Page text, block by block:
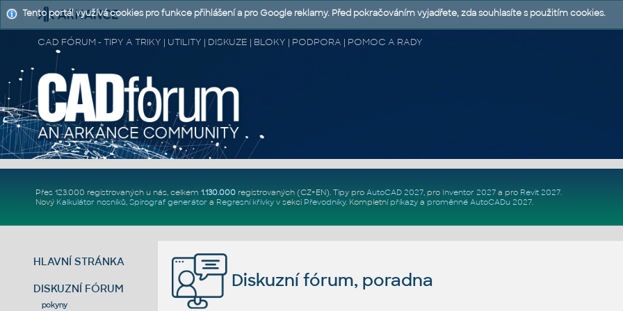
CAD FÓRUM - TIPY A TRIKY | UTILITY | DISKUZE | BLOKY | PODPORA | POMOC A RADY
Přes 123.000 registrovaných u nás, celkem 1.130.000registrovaných (CZ+EN). Tipy pro AutoCAD 2027, pro Inventor 2027a pro Revit 2027.
Nový Kalkulátor nosníků, Spirograf generátor a Regresní křivkyv sekci Převodníky. Kompletní příkazya proměnné AutoCADu 2027.
HLAVNÍ STRÁNKA
DISKUZNÍ FÓRUM
pokyny
Diskuzní fórum, poradna
Tento portál využívá cookies pro funkce přihlášení a pro Google reklamy. Před pokračováním vyjadřete, zda souhlasíte s použitím cookies.